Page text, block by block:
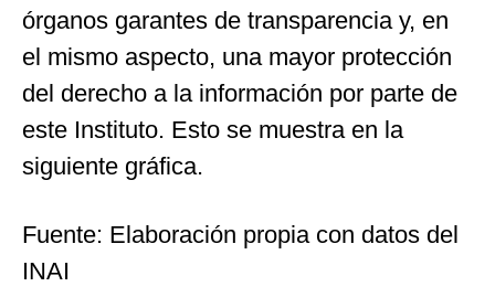
órganos garantes de transparencia y, en
el mismo aspecto, una mayor protección
del derecho a la información por parte de
este Instituto. Esto se muestra en la
siguiente gráfica.
Fuente: Elaboración propia con datos del
INAI